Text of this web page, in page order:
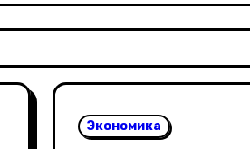
Экономика